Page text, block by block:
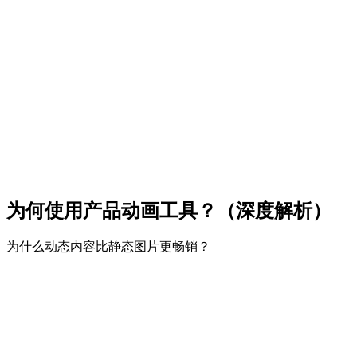
为何使用产品动画工具？（深度解析）
为什么动态内容比静态图片更畅销？